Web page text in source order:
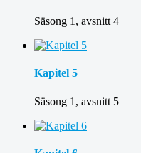
Säsong 1, avsnitt 4
Kapitel 5
Säsong 1, avsnitt 5